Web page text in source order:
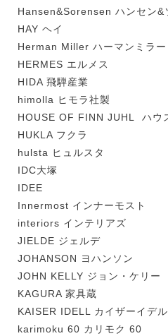
Hansen&Sorensen ハンセン&
HAY ヘイ
Herman Miller ハーマンミラー
HERMES エルメス
HIDA 飛騨産業
himolla ヒモラ社製
HOUSE OF FINN JUHL ハウ
HUKLA フクラ
hulsta ヒュルスタ
IDC大塚
IDEE
Innermost インナーモスト
interiors インテリアズ
JIELDE ジェルデ
JOHANSON ヨハンソン
JOHN KELLY ジョン・ケリー
KAGURA 家具蔵
KAISER IDELL カイザーイデル
karimoku 60 カリモク 60